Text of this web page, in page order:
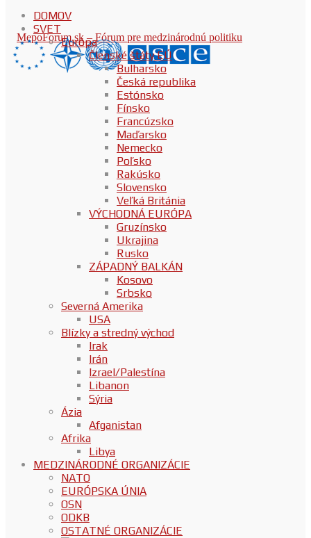
DOMOV
SVET
Európa
Členské štáty EÚ
Bulharsko
Česká republika
Estónsko
Fínsko
Francúzsko
Maďarsko
Nemecko
Poľsko
Rakúsko
Slovensko
Veľká Británia
VÝCHODNÁ EURÓPA
Gruzínsko
Ukrajina
Rusko
ZÁPADNÝ BALKÁN
Kosovo
Srbsko
Severná Amerika
USA
Blízky a stredný východ
Irak
Irán
Izrael/Palestína
Libanon
Sýria
Ázia
Afganistan
Afrika
Libya
MEDZINÁRODNÉ ORGANIZÁCIE
NATO
EURÓPSKA ÚNIA
OSN
ODKB
OSTATNÉ ORGANIZÁCIE